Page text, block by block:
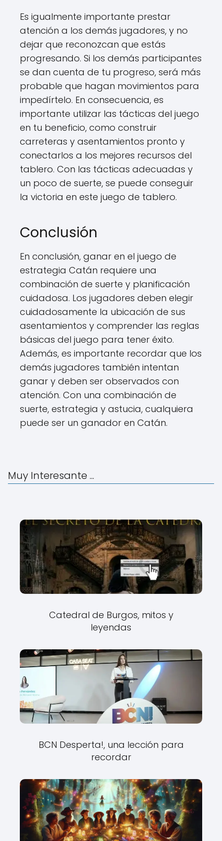
Es igualmente importante prestar
atención a los demás jugadores, y no
dejar que reconozcan que estás
progresando. Si los demás participantes
se dan cuenta de tu progreso, será más
probable que hagan movimientos para
impedírtelo. En consecuencia, es
importante utilizar las tácticas del juego
en tu beneficio, como construir
carreteras y asentamientos pronto y
conectarlos a los mejores recursos del
tablero. Con las tácticas adecuadas y
un poco de suerte, se puede conseguir
la victoria en este juego de tablero.
Conclusión
En conclusión, ganar en el juego de
estrategia Catán requiere una
combinación de suerte y planificación
cuidadosa. Los jugadores deben elegir
cuidadosamente la ubicación de sus
asentamientos y comprender las reglas
básicas del juego para tener éxito.
Además, es importante recordar que los
demás jugadores también intentan
ganar y deben ser observados con
atención. Con una combinación de
suerte, estrategia y astucia, cualquiera
puede ser un ganador en Catán.
Muy Interesante ...
Catedral de Burgos, mitos y
leyendas
BCN Desperta!, una lección para
recordar